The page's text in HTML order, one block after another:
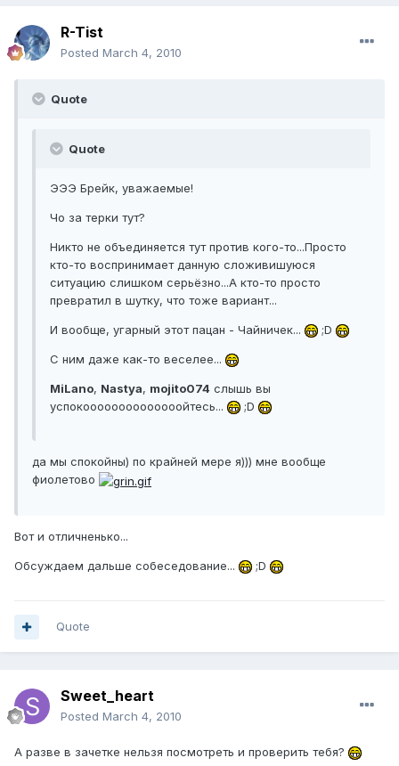
R-Tist
Posted March 4, 2010
Quote
Quote
ЭЭЭ Брейк, уважаемые!
Чо за терки тут?
Никто не объединяется тут против кого-то...Просто
кто-то воспринимает данную сложивишуюся
ситуацию слишком серьёзно...А кто-то просто
превратил в шутку, что тоже вариант...
И вообще, угарный этот пацан - Чайничек... ;D
С ним даже как-то веселее...
MiLano, Nastya, mojito074 слышь вы
успокоооооооооооооойтесь...
;D
да мы спокойны) по крайней мере я))) мне вообще
фиолетово
Вот и отличненько...
Обсуждаем дальше собеседование... ;D
Quote
Sweet_heart
Posted March 4, 2010
А разве в зачетке нельзя посмотреть и проверить тебя?